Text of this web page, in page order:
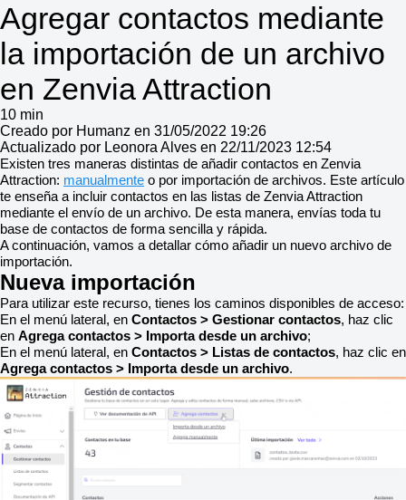
Agregar contactos mediante
la importación de un archivo
en Zenvia Attraction
10 min
Creado por Humanz en 31/05/2022 19:26
Actualizado por Leonora Alves en 22/11/2023 12:54
Existen tres maneras distintas de añadir contactos en Zenvia
Attraction: manualmente o por importación de archivos. Este artículo
te enseña a incluir contactos en las listas de Zenvia Attraction
mediante el envío de un archivo. De esta manera, envías toda tu
base de contactos de forma sencilla y rápida.
A continuación, vamos a detallar cómo añadir un nuevo archivo de
importación.
Nueva importación
Para utilizar este recurso, tienes los caminos disponibles de acceso:
En el menú lateral, en Contactos > Gestionar contactos, haz clic
en Agrega contactos > Importa desde un archivo;
En el menú lateral, en Contactos > Listas de contactos, haz clic en
Agrega contactos > Importa desde un archivo.